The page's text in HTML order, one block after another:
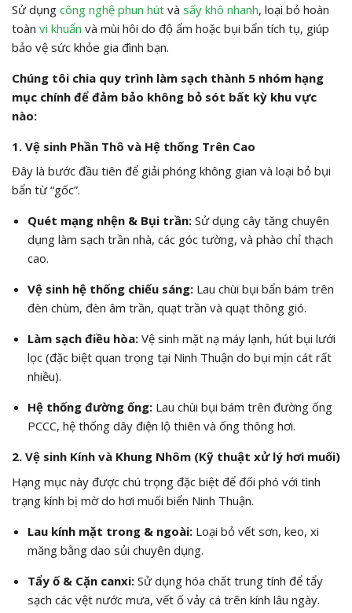
Sử dụng công nghệ phun hút và sấy khô nhanh, loại bỏ hoàn
toàn vi khuẩn và mùi hôi do độ ẩm hoặc bụi bẩn tích tụ, giúp
bảo vệ sức khỏe gia đình bạn.
Chúng tôi chia quy trình làm sạch thành 5 nhóm hạng
mục chính để đảm bảo không bỏ sót bất kỳ khu vực
nào:
1. Vệ sinh Phần Thô và Hệ thống Trên Cao
Đây là bước đầu tiên để giải phóng không gian và loại bỏ bụi
bẩn từ “gốc”.
Quét mạng nhện & Bụi trần:Sử dụng cây tăng chuyên
dụng làm sạch trần nhà, các góc tường, và phào chỉ thạch
cao.
Vệ sinh hệ thống chiếu sáng:Lau chùi bụi bẩn bám trên
đèn chùm, đèn âm trần, quạt trần và quạt thông gió.
Làm sạch điều hòa:Vệ sinh mặt nạ máy lạnh, hút bụi lưới
lọc (đặc biệt quan trọng tại Ninh Thuận do bụi mịn cát rất
nhiều).
Hệ thống đường ống:Lau chùi bụi bám trên đường ống
PCCC, hệ thống dây điện lộ thiên và ống thông hơi.
2. Vệ sinh Kính và Khung Nhôm (Kỹ thuật xử lý hơi muối)
Hạng mục này được chú trọng đặc biệt để đối phó với tình
trạng kính bị mờ do hơi muối biển Ninh Thuận.
Lau kính mặt trong & ngoài:Loại bỏ vết sơn, keo, xi
măng bằng dao sủi chuyên dụng.
Tẩy ố & Cặn canxi:Sử dụng hóa chất trung tính để tẩy
sạch các vệt nước mưa, vết ố vảy cá trên kính lâu ngày.